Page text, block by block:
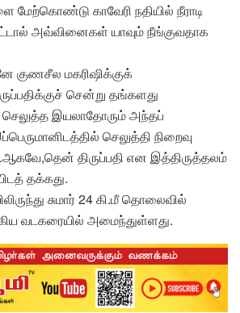
மேற்கொண்டு காவேரி நதியில் நீராடி
அவ்வினைகள் யாவும் நீங்குவதாக
குணசீல மகரிஷிக்குக்
சென்று தங்களது
இயலாதோரும் அந்தப்
செலுத்தி நிறைவு
திருப்பதி என இத்திருத்தலம்
தக்கது.
சுமார் 24 கி.மீ தொலைவில்
வடகரையில் அமைந்துள்ளது.